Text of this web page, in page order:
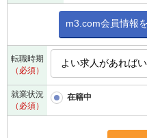
m3.com会員情報
転職時期
（必須）
就業状況
（必須）
在籍中